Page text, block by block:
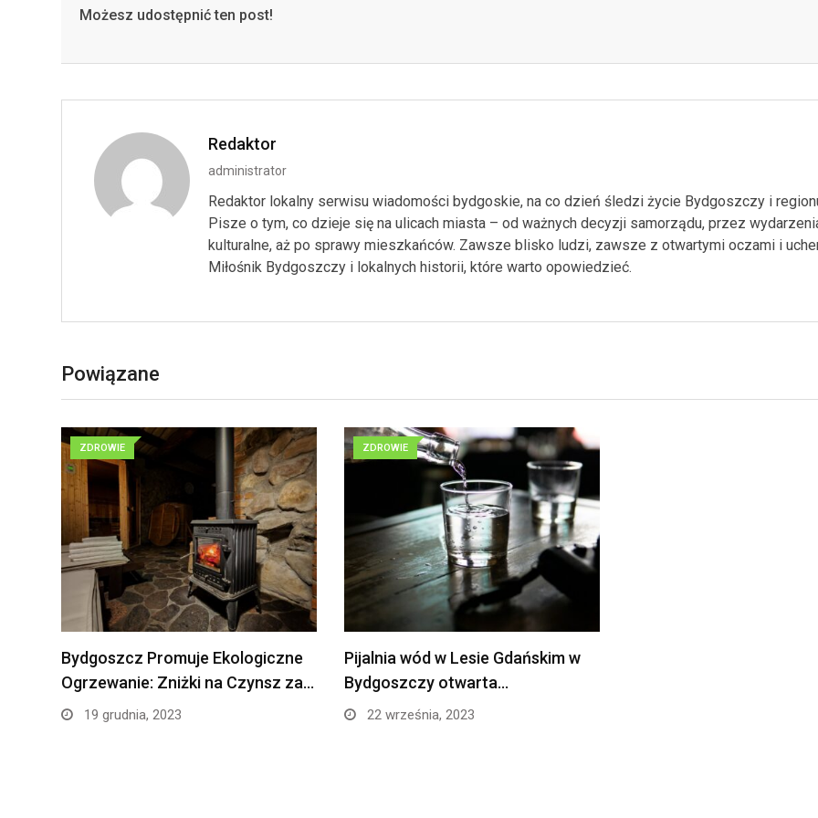
Możesz udostępnić ten post!
Redaktor
administrator
Redaktor lokalny serwisu wiadomości bydgoskie, na co dzień śledzi życie Bydgoszczy i
Pisze o tym, co dzieje się na ulicach miasta – od ważnych decyzji samorządu, przez
kulturalne, aż po sprawy mieszkańców. Zawsze blisko ludzi, zawsze z otwartymi oczami i
Miłośnik Bydgoszczy i lokalnych historii, które warto opowiedzieć.
Powiązane
ZDROWIE
Bydgoszcz Promuje Ekologiczne
Ogrzewanie: Zniżki na Czynsz za…
19 grudnia, 2023
ZDROWIE
Pijalnia wód w Lesie Gdańskim w
Bydgoszczy otwarta…
22 września, 2023